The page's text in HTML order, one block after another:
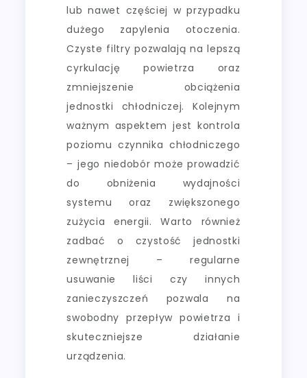
lub nawet częściej w przypadku
dużego zapylenia otoczenia.
Czyste filtry pozwalają na lepszą
cyrkulację powietrza oraz
zmniejszenie obciążenia
jednostki chłodniczej. Kolejnym
ważnym aspektem jest kontrola
poziomu czynnika chłodniczego
– jego niedobór może prowadzić
do obniżenia wydajności
systemu oraz zwiększonego
zużycia energii. Warto również
zadbać o czystość jednostki
zewnętrznej – regularne
usuwanie liści czy innych
zanieczyszczeń pozwala na
swobodny przepływ powietrza i
skuteczniejsze działanie
urządzenia.